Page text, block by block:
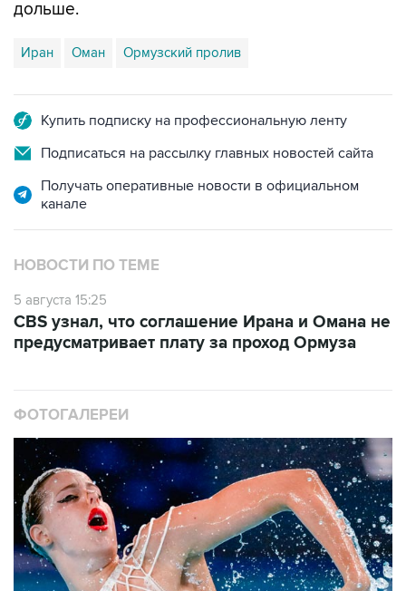
дольше.
Иран Оман Ормузский пролив
Купить подписку на профессиональную ленту
Подписаться на рассылку главных новостей сайта
Получать оперативные новости в официальном
канале
НОВОСТИ ПО ТЕМЕ
5 августа 15:25
CBS узнал, что соглашение Ирана и Омана не
предусматривает плату за проход Ормуза
ФОТОГАЛЕРЕИ